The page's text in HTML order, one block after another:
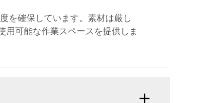
を確保しています。素材は厳し
用可能な作業スペースを提供しま